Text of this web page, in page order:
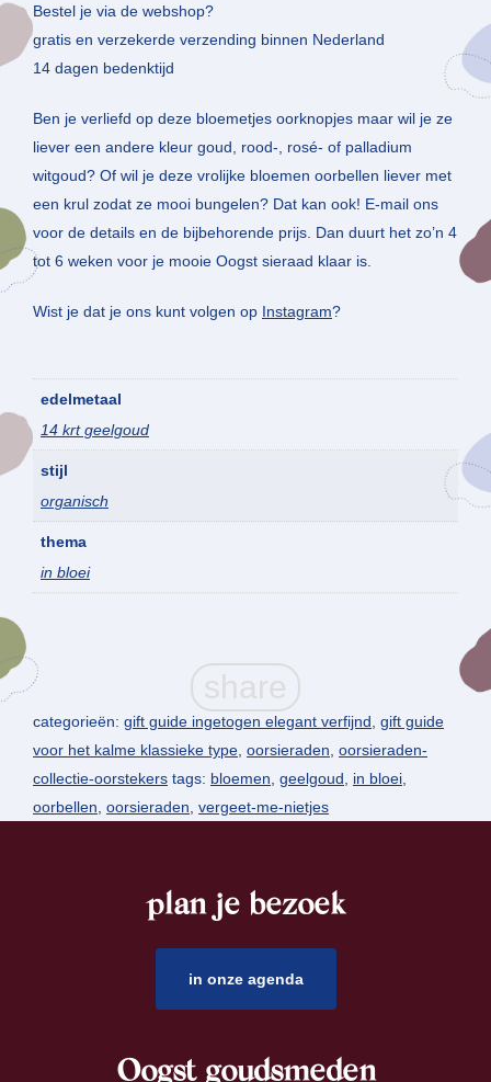
Bestel je via de webshop?
gratis en verzekerde verzending binnen Nederland
14 dagen bedenktijd
Ben je verliefd op deze bloemetjes oorknopjes maar wil je ze
liever een andere kleur goud, rood-, rosé- of palladium
witgoud? Of wil je deze vrolijke bloemen oorbellen liever met
een krul zodat ze mooi bungelen? Dat kan ook! E-mail ons
voor de details en de bijbehorende prijs. Dan duurt het zo’n 4
tot 6 weken voor je mooie Oogst sieraad klaar is.
Wist je dat je ons kunt volgen op Instagram?
edelmetaal
14 krt geelgoud
stijl
organisch
thema
in bloei
categorieën: gift guide ingetogen elegant verfijnd gift guide
voor het kalme klassieke type oorsieraden oorsieraden-
collectie-oorstekers tags: bloemen geelgoud in bloei
oorbellen oorsieraden vergeet-me-nietjes
plan je bezoek
in onze agenda
Oogst goudsmeden